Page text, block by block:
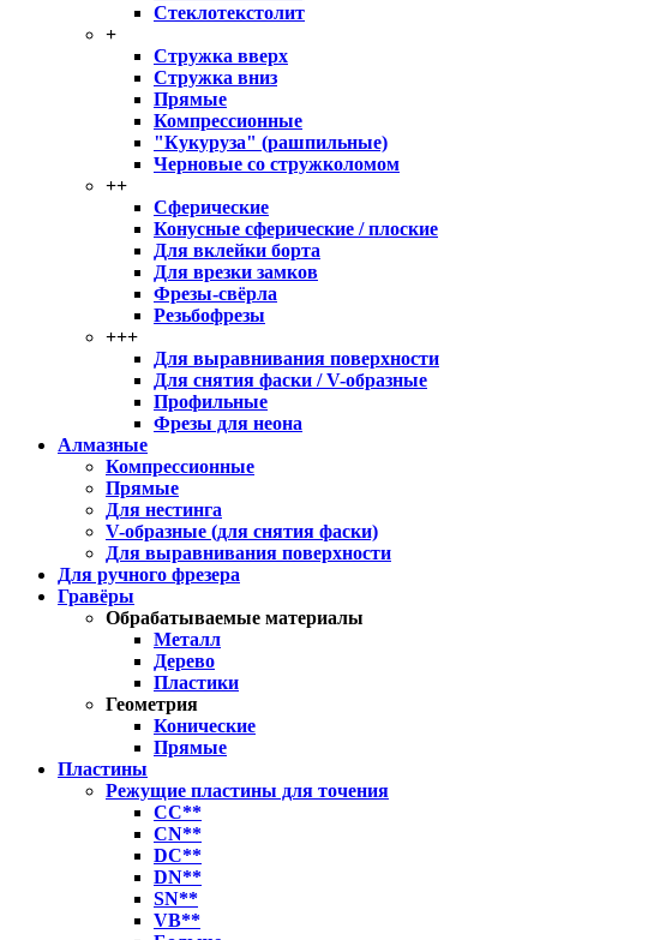
Стеклотекстолит
+
Стружка вверх
Стружка вниз
Прямые
Компрессионные
"Кукуруза" (рашпильные)
Черновые со стружколомом
++
Сферические
Конусные сферические / плоские
Для вклейки борта
Для врезки замков
Фрезы-свёрла
Резьбофрезы
+++
Для выравнивания поверхности
Для снятия фаски / V-образные
Профильные
Фрезы для неона
Алмазные
Компрессионные
Прямые
Для нестинга
V-образные (для снятия фаски)
Для выравнивания поверхности
Для ручного фрезера
Гравёры
Обрабатываемые материалы
Металл
Дерево
Пластики
Геометрия
Конические
Прямые
Пластины
Режущие пластины для точения
CC**
CN**
DC**
DN**
SN**
VB**